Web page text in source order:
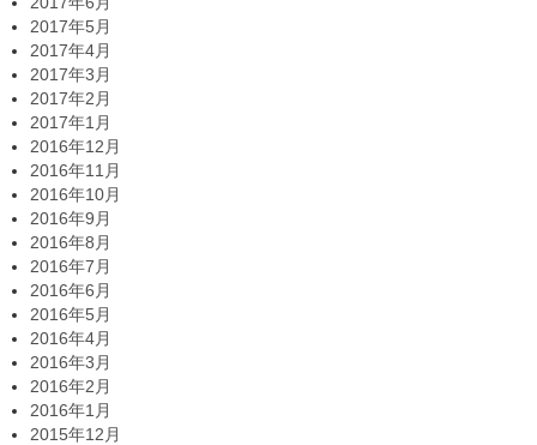
2017年5月
2017年4月
2017年3月
2017年2月
2017年1月
2016年12月
2016年11月
2016年10月
2016年9月
2016年8月
2016年7月
2016年6月
2016年5月
2016年4月
2016年3月
2016年2月
2016年1月
2015年12月